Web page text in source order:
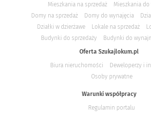
Mieszkania na sprzedaż
Mieszkania do
Domy na sprzedaż
Domy do wynajęcia
Działki w dzierżawe
Lokale na sprzedaż
Budynki do sprzedaży
Budynki do
Oferta Szukajlokum.pl
Biura nieruchomości
Deweloperzy i
Osoby prywatne
Warunki współpracy
Regulamin portalu